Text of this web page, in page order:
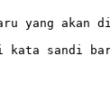
yang akan
sandi